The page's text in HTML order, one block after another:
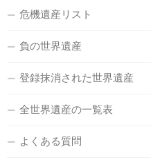
危機遺産リスト
負の世界遺産
登録抹消された世界遺産
全世界遺産の一覧表
よくある質問